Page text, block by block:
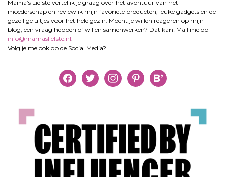
Mama’s Liefste vertel ik je graag over het avontuur van het
moederschap en review ik mijn favoriete producten, leuke gadgets en de
gezellige uitjes voor het hele gezin. Mocht je willen reageren op mijn
blog, een vraag hebben of willen samenwerken? Dat kan! Mail me op
info@mamasliefste.nl.
Volg je me ook op de Social Media?
facebooktwitter instagrampinterestbloglovin